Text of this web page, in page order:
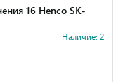
16 Henco SK-
Наличие: 2